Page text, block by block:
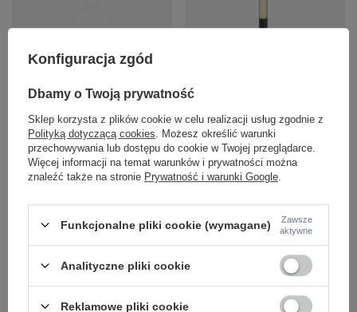
P0651 Visual Ver 24W
650,00 zł / szt.
Gardenia 25W
978,00 zł / szt.
Konfiguracja zgód
Dbamy o Twoją prywatność
Sklep korzysta z plików cookie w celu realizacji usług zgodnie z
Polityką dotyczącą cookies . Możesz określić warunki
przechowywania lub dostępu do cookie w Twojej przeglądarce.
Więcej informacji na temat warunków i prywatności można
znaleźć także na stronie Prywatność i warunki Google
Funkcjonalne pliki cookie (wymagane)
Zawsze
aktywne
Analityczne pliki cookie
Reklamowe pliki cookie